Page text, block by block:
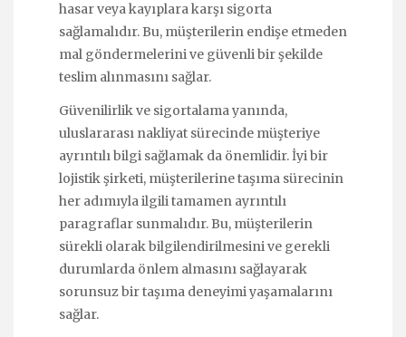
hasar veya kayıplara karşı sigorta
sağlamalıdır. Bu, müşterilerin endişe etmeden
mal göndermelerini ve güvenli bir şekilde
teslim alınmasını sağlar.
Güvenilirlik ve sigortalama yanında,
uluslararası nakliyat sürecinde müşteriye
ayrıntılı bilgi sağlamak da önemlidir. İyi bir
lojistik şirketi, müşterilerine taşıma sürecinin
her adımıyla ilgili tamamen ayrıntılı
paragraflar sunmalıdır. Bu, müşterilerin
sürekli olarak bilgilendirilmesini ve gerekli
durumlarda önlem almasını sağlayarak
sorunsuz bir taşıma deneyimi yaşamalarını
sağlar.